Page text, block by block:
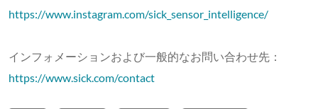
https://www.instagram.com/sick_sensor_intelligence/
インフォメーションおよび一般的なお問い合わせ先：
https://www.sick.com/contact